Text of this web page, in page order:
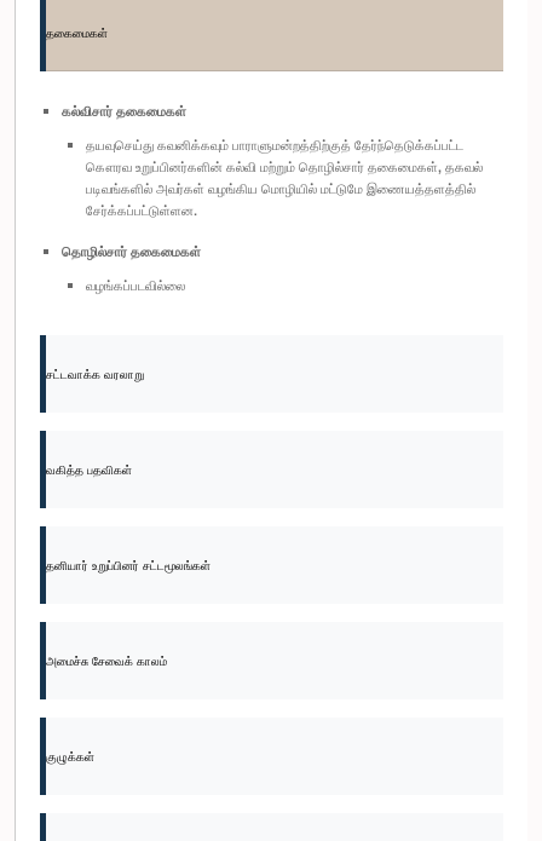
தகைமைகள்
கல்விசார் தகைமைகள்
தயவுசெய்து கவனிக்கவும் பாராளுமன்றத்திற்குத் தேர்ந்தெடுக்கப்பட்ட
கௌரவ உறுப்பினர்களின் கல்வி மற்றும் தொழில்சார் தகைமைகள், தகவல்
படிவங்களில் அவர்கள் வழங்கிய மொழியில் மட்டுமே இணையத்தளத்தில்
சேர்க்கப்பட்டுள்ளன.
தொழில்சார் தகைமைகள்
வழங்கப்படவில்லை
சட்டவாக்க வரலாறு
வகித்த பதவிகள்
தனியார் உறுப்பினர் சட்டமூலங்கள்
அமைச்சு சேவைக் காலம்
குழுக்கள்